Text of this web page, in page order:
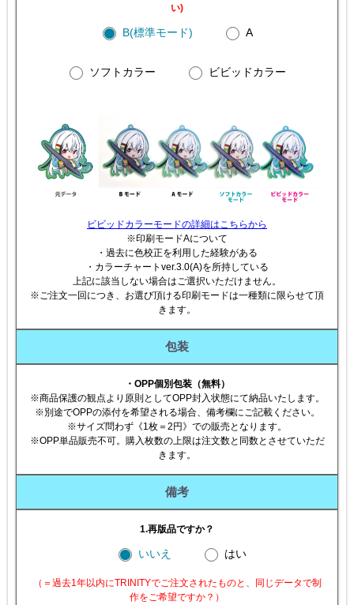
い)
B(標準モード) A
ソフトカラー ビビッドカラー
ビビッドカラーモードの詳細はこちらから
※印刷モードAについて
・過去に色校正を利用した経験がある
・カラーチャートver.3.0(A)を所持している
上記に該当しない場合はご選択いただけません。
※ご注文一回につき、お選び頂ける印刷モードは一種類に限らせて頂
きます。
包装
・OPP個別包装（無料）
※商品保護の観点より原則としてOPP封入状態にて納品いたします。
※別途でOPPの添付を希望される場合、備考欄にご記載ください。
※サイズ問わず《1枚＝2円》での販売となります。
※OPP単品販売不可。購入枚数の上限は注文数と同数とさせていただ
きます。
備考
1.再版品ですか？
いいえ はい
（＝過去1年以内にTRINITYでご注文されたものと、同じデータで制
作をご希望ですか？）